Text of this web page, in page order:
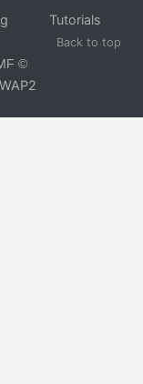
Tutorials
Back to top
©
WAP2